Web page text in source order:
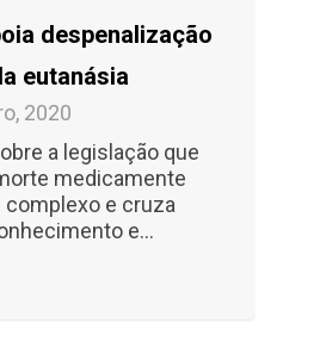
despenalização
eutanásia
2020
a legislação que
medicamente
complexo e cruza
e...